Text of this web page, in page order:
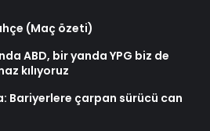
(Maç özeti)
ABD, bir yanda YPG biz de
kılıyoruz
Bariyerlere çarpan sürücü can